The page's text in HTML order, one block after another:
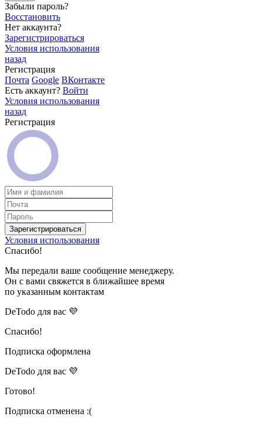
Забыли пароль?
Восстановить
Нет аккаунта?
Зарегистрироваться
Условия использования
назад
Регистрация
Почта Google ВКонтакте
Есть аккаунт? Войти
Условия использования
назад
Регистрация
Зарегистрироваться
Условия использования
Спасибо!
Мы передали ваше сообщение менеджеру.
Он с вами свяжется в ближайшее время
по указанным контактам
DeTodo для вас 💜
Спасибо!
Подписка оформлена
DeTodo для вас 💜
Готово!
Подписка отменена :(